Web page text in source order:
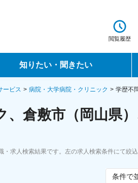
閲覧履歴
知りたい・聞きたい
ノウハウ
タで見る転職
ービス 病院・大学病院・クリニック 学歴不
、倉敷市（岡山県
求人検索結果です。左の求人検索条件にて絞込
条件で